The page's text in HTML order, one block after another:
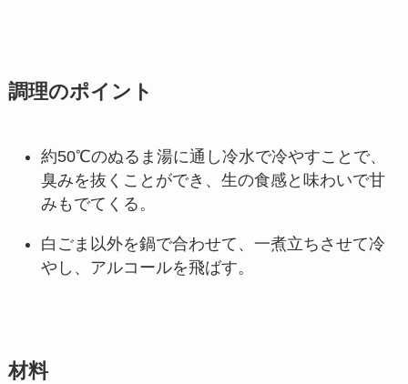
調理のポイント
約50℃のぬるま湯に通し冷水で冷やすことで、
臭みを抜くことができ、生の食感と味わいで甘
みもでてくる。
白ごま以外を鍋で合わせて、一煮立ちさせて冷
やし、アルコールを飛ばす。
材料